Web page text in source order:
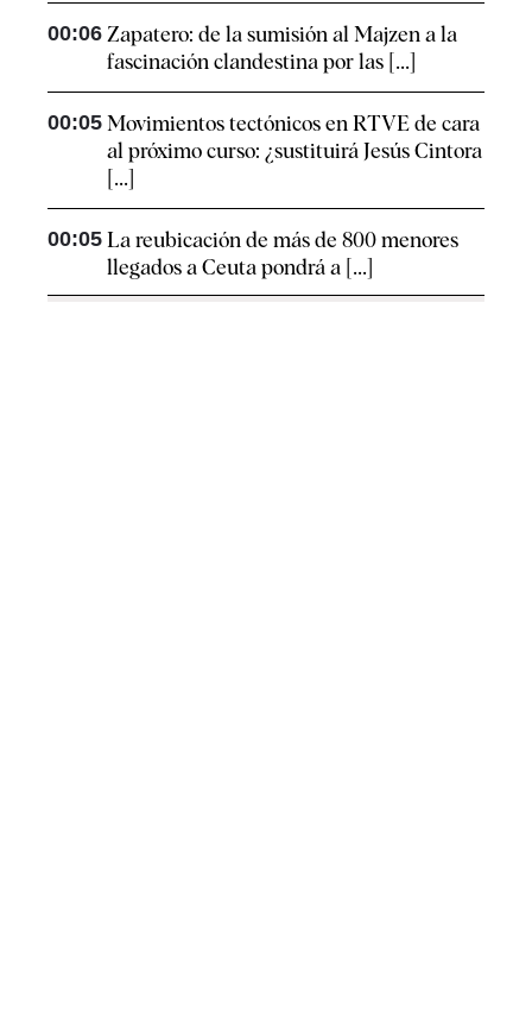
00:06 Zapatero: de la sumisión al Majzen a la
fascinación clandestina por las [...]
00:05 Movimientos tectónicos en RTVE de cara
al próximo curso: ¿sustituirá Jesús Cintora
[...]
00:05 La reubicación de más de 800 menores
llegados a Ceuta pondrá a [...]